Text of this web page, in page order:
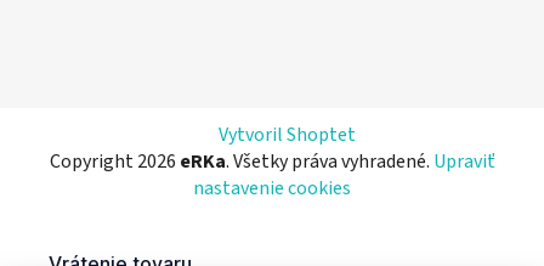
Vytvoril Shoptet
Copyright 2026 eRKa. Všetky práva vyhradené. Upraviť
nastavenie cookies